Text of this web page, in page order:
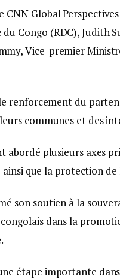
CNN Global
Congo (RDC), Judith
Vice-premier
renforcement du
communes et des
abordé plusieurs axes
ainsi que la protection
son soutien à la
dans la
étape importante